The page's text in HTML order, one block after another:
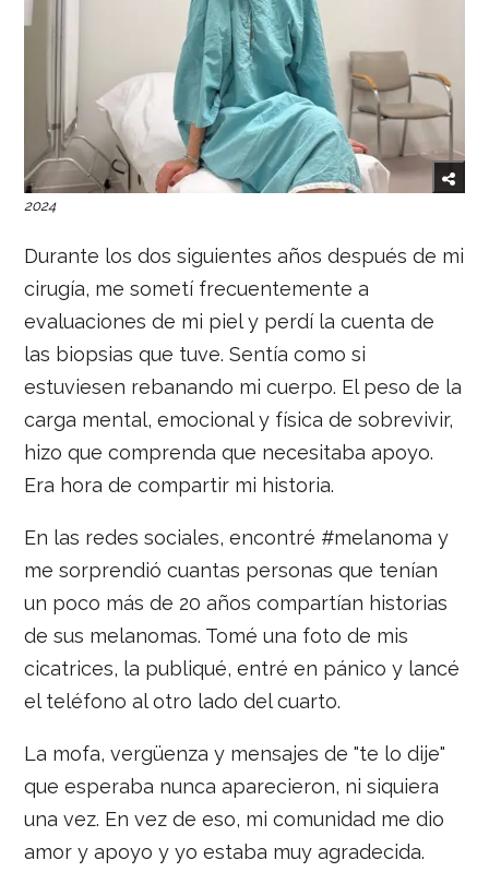
2024
Durante los dos siguientes años después de mi
cirugía, me sometí frecuentemente a
evaluaciones de mi piel y perdí la cuenta de
las biopsias que tuve. Sentía como si
estuviesen rebanando mi cuerpo. El peso de la
carga mental, emocional y física de sobrevivir,
hizo que comprenda que necesitaba apoyo.
Era hora de compartir mi historia.
En las redes sociales, encontré #melanoma y
me sorprendió cuantas personas que tenían
un poco más de 20 años compartían historias
de sus melanomas. Tomé una foto de mis
cicatrices, la publiqué, entré en pánico y lancé
el teléfono al otro lado del cuarto.
La mofa, vergüenza y mensajes de "te lo dije"
que esperaba nunca aparecieron, ni siquiera
una vez. En vez de eso, mi comunidad me dio
amor y apoyo y yo estaba muy agradecida.